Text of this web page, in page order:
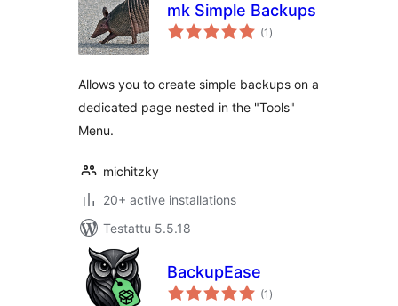
mk Simple Backups
(1 arvosanat
yhteensä
)
Allows you to create simple backups on a
dedicated page nested in the "Tools"
Menu.
michitzky
20+ active installations
Testattu 5.5.18
BackupEase
(1 arvosanat
yhteensä
)